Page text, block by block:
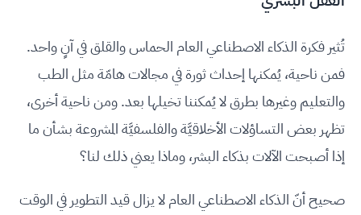
تُثير فكرة الذكاء الاصطناعي العام الحماس والقلق في آنٍ واحد.
فمن ناحية، يُمكنها إحداث ثورة في مجالات هامّة مثل الطب
والتعليم وغيرها بطرق لا يُمكننا تخيلها بعد. ومن ناحية أخرى،
تظهر بعض التساؤلات الأخلاقيَّة والفلسفيَّة المشروعة بشأن ما
إذا أصبحت الآلات بذكاء البشر، وماذا يعني ذلك لنا؟
صحيح أنّ الذكاء الاصطناعي العام لا يزال قيد التطوير في الوقت